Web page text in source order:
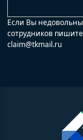
Если Вы
сотрудников
claim@tkmail.ru